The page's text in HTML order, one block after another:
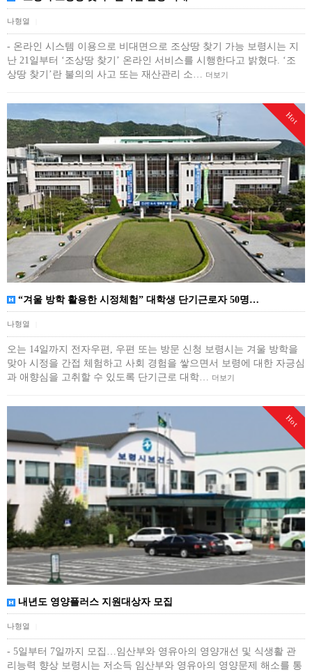
나형열
- 온라인 시스템 이용으로 비대면으로 조상땅 찾기 가능 보령시는 지
난 21일부터 ‘조상땅 찾기’ 온라인 서비스를 시행한다고 밝혔다. ‘조
상땅 찾기’란 불의의 사고 또는 재산관리 소…
더보기
Hot
“겨울 방학 활용한 시정체험” 대학생 단기근로자 50명…
나형열
오는 14일까지 전자우편, 우편 또는 방문 신청 보령시는 겨울 방학을
맞아 시정을 간접 체험하고 사회 경험을 쌓으면서 보령에 대한 자긍심
과 애향심을 고취할 수 있도록 단기근로 대학…
더보기
Hot
내년도 영양플러스 지원대상자 모집
나형열
- 5일부터 7일까지 모집…임산부와 영유아의 영양개선 및 식생활 관
리능력 향상 보령시는 저소득 임산부와 영유아의 영양문제 해소를 통